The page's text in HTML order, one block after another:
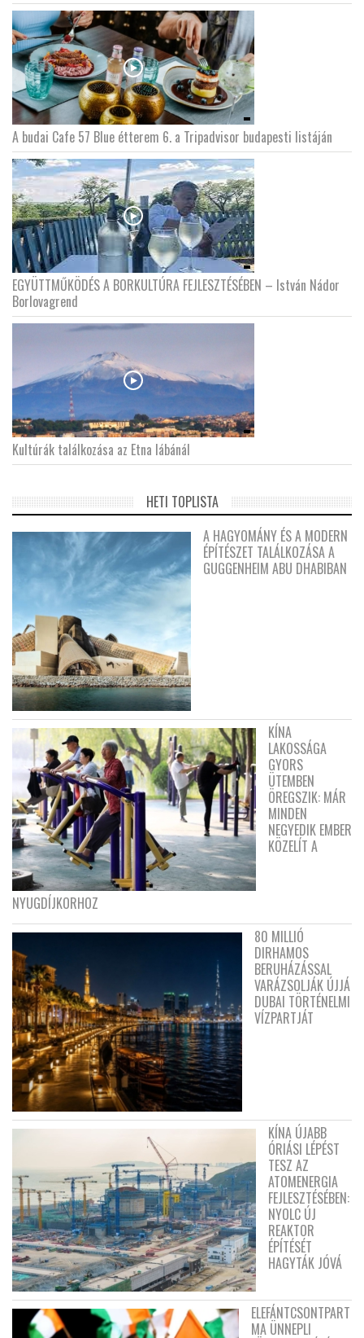
A budai Cafe 57 Blue étterem 6. a Tripadvisor budapesti listáján
EGYÜTTMŰKÖDÉS A BORKULTÚRA FEJLESZTÉSÉBEN – István Nádor
Borlovagrend
Kultúrák találkozása az Etna lábánál
HETI TOPLISTA
A HAGYOMÁNY ÉS A MODERN
ÉPÍTÉSZET TALÁLKOZÁSA A
GUGGENHEIM ABU DHABIBAN
KÍNA
LAKOSSÁGA
GYORS
ÜTEMBEN
ÖREGSZIK: MÁR
MINDEN
NEGYEDIK EMBER
KÖZELÍT A
NYUGDÍJKORHOZ
80 MILLIÓ
DIRHAMOS
BERUHÁZÁSSAL
VARÁZSOLJÁK ÚJJÁ
DUBAI TÖRTÉNELMI
VÍZPARTJÁT
KÍNA ÚJABB
ÓRIÁSI LÉPÉST
TESZ AZ
ATOMENERGIA
FEJLESZTÉSÉBEN:
NYOLC ÚJ
REAKTOR
ÉPÍTÉSÉT
HAGYTÁK JÓVÁ
ELEFÁNTCSONTPART
MA ÜNNEPLI